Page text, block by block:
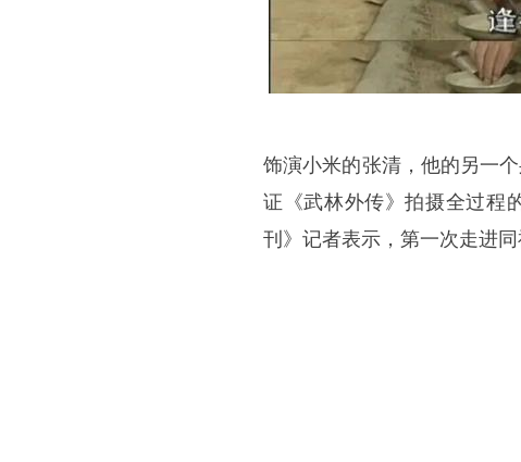
饰演小米的张清，他的另一
证《武林外传》拍摄全过程
刊》记者表示，第一次走进同